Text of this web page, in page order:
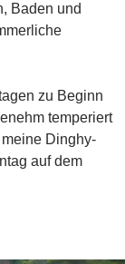
Baden und
zu Beginn
temperiert
Dinghy-
auf dem
Ozean